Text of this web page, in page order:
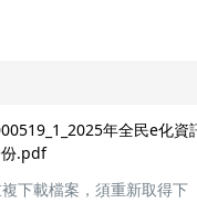
年全民e化資
.pdf
下載檔案，須重新取得下